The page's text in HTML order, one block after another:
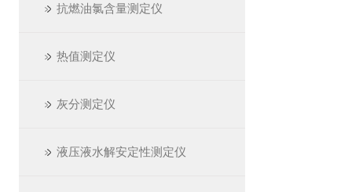
抗燃油氯含量测定仪
热值测定仪
灰分测定仪
液压液水解安定性测定仪